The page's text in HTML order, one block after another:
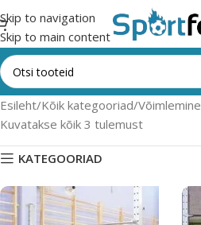
Skip to navigation
Skip to main content
Esileht Kõik kategooriad Võimlemine
Kuvatakse kõik 3 tulemust
KATEGOORIAD